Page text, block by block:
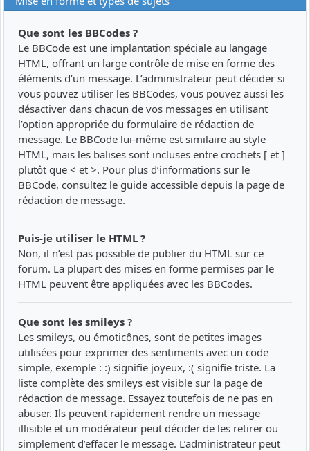
Que sont les BBCodes ?
Le BBCode est une implantation spéciale au langage
HTML, offrant un large contrôle de mise en forme des
éléments d’un message. L’administrateur peut décider si
vous pouvez utiliser les BBCodes, vous pouvez aussi les
désactiver dans chacun de vos messages en utilisant
l’option appropriée du formulaire de rédaction de
message. Le BBCode lui-même est similaire au style
HTML, mais les balises sont incluses entre crochets [ et ]
plutôt que < et >. Pour plus d’informations sur le
BBCode, consultez le guide accessible depuis la page de
rédaction de message.
Puis-je utiliser le HTML ?
Non, il n’est pas possible de publier du HTML sur ce
forum. La plupart des mises en forme permises par le
HTML peuvent être appliquées avec les BBCodes.
Que sont les smileys ?
Les smileys, ou émoticônes, sont de petites images
utilisées pour exprimer des sentiments avec un code
simple, exemple : :) signifie joyeux, :( signifie triste. La
liste complète des smileys est visible sur la page de
rédaction de message. Essayez toutefois de ne pas en
abuser. Ils peuvent rapidement rendre un message
illisible et un modérateur peut décider de les retirer ou
simplement d’effacer le message. L’administrateur peut